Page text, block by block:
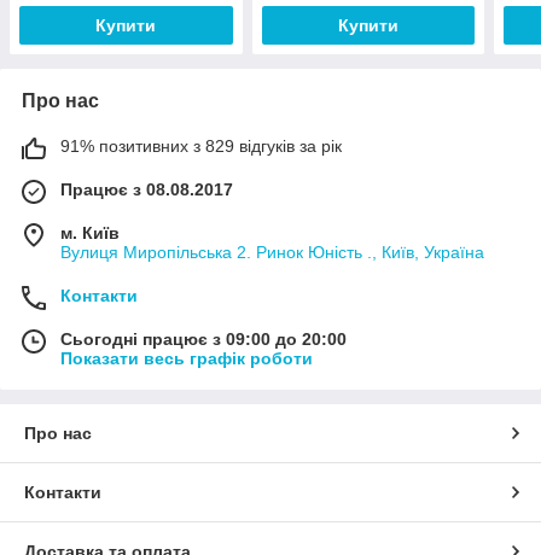
Купити Купити
Про нас
91% позитивних з 829 відгуків за рік
Працює з 08.08.2017
м. Київ
Вулиця Миропільська 2. Ринок Юність ., Київ, Україна
Контакти
Сьогодні працює з 09:00 до 20:00
Показати весь графік роботи
Про нас
Контакти